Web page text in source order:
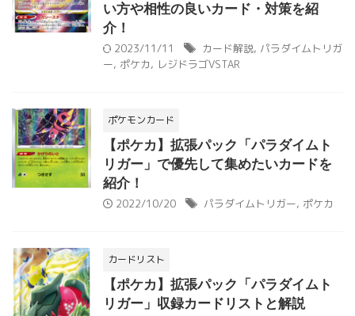
い方や相性の良いカード・対策を紹
介！
2023/11/11 カード解説, パラダイムトリガ
ー, ポケカ, レジドラゴVSTAR
ポケモンカード
【ポケカ】拡張パック「パラダイムト
リガー」で優先して集めたいカードを
紹介！
2022/10/20 パラダイムトリガー, ポケカ
カードリスト
【ポケカ】拡張パック「パラダイムト
リガー」収録カードリストと解説